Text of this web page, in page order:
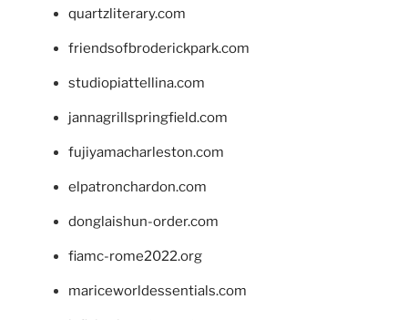
quartzliterary.com
friendsofbroderickpark.com
studiopiattellina.com
jannagrillspringfield.com
fujiyamacharleston.com
elpatronchardon.com
donglaishun-order.com
fiamc-rome2022.org
mariceworldessentials.com